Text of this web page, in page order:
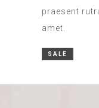
praesent
amet.
SALE